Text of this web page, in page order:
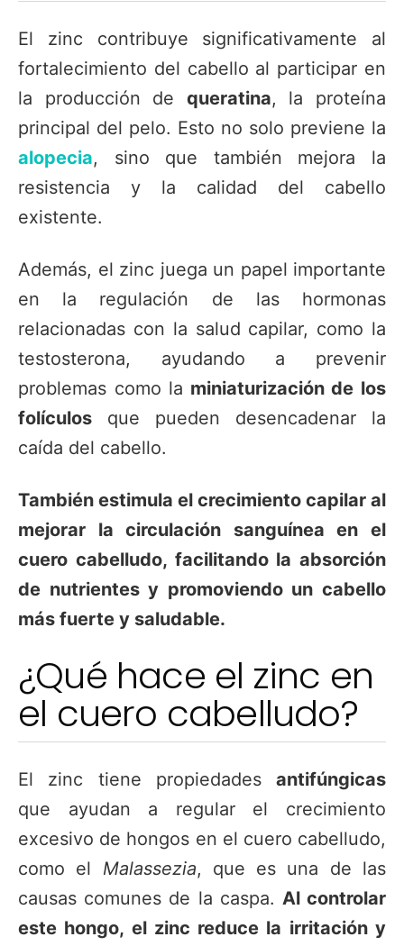
El zinc contribuye significativamente al
fortalecimiento del cabello al participar en
la producción de queratina, la proteína
principal del pelo. Esto no solo previene la
alopecia, sino que también mejora la
resistencia y la calidad del cabello
existente.
Además, el zinc juega un papel importante
en la regulación de las hormonas
relacionadas con la salud capilar, como la
testosterona, ayudando a prevenir
problemas como la miniaturización de los
folículos que pueden desencadenar la
caída del cabello.
También estimula el crecimiento capilar al
mejorar la circulación sanguínea en el
cuero cabelludo, facilitando la absorción
de nutrientes y promoviendo un cabello
más fuerte y saludable.
¿Qué hace el zinc en
el cuero cabelludo?
El zinc tiene propiedades antifúngicas
que ayudan a regular el crecimiento
excesivo de hongos en el cuero cabelludo,
como el Malassezia, que es una de las
causas comunes de la caspa. Al controlar
este hongo, el zinc reduce la irritación y